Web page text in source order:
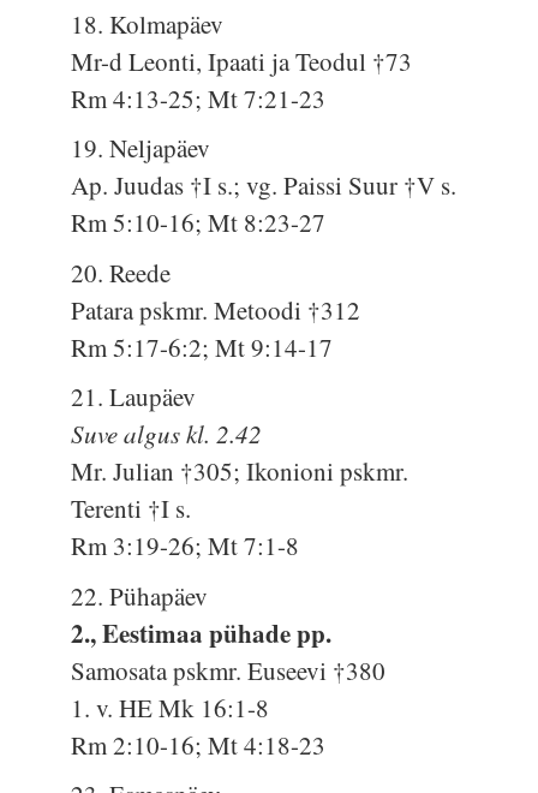
18. Kolmapäev
Mr-d Leonti, Ipaati ja Teodul †73
Rm 4:13-25; Mt 7:21-23
19. Neljapäev
Ap. Juudas †I s.; vg. Paissi Suur †V s.
Rm 5:10-16; Mt 8:23-27
20. Reede
Patara pskmr. Metoodi †312
Rm 5:17-6:2; Mt 9:14-17
21. Laupäev
Suve algus kl. 2.42
Mr. Julian †305; Ikonioni pskmr.
Terenti †I s.
Rm 3:19-26; Mt 7:1-8
22. Pühapäev
2., Eestimaa pühade pp.
Samosata pskmr. Euseevi †380
1. v. HE Mk 16:1-8
Rm 2:10-16; Mt 4:18-23